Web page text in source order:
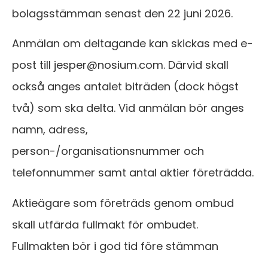
bolagsstämman senast den 22 juni 2026.
Anmälan om deltagande kan skickas med e-
post till jesper@nosium.com. Därvid skall
också anges antalet biträden (dock högst
två) som ska delta. Vid anmälan bör anges
namn, adress,
person-/organisationsnummer och
telefonnummer samt antal aktier företrädda.
Aktieägare som företräds genom ombud
skall utfärda fullmakt för ombudet.
Fullmakten bör i god tid före stämman